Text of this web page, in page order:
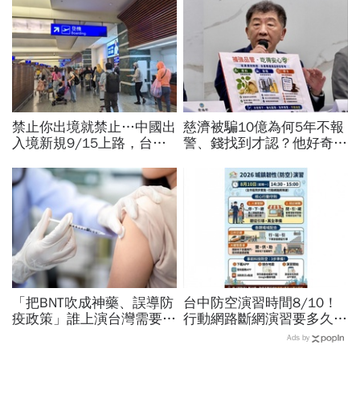
禁止你出境就禁止…中國出
入境新規9/15上路，台灣
職業特別注意：前例在這
慈濟被騙10億為何5年不報
警、錢找到才認？他好奇：
「擋疫苗」黑鍋只求1件事
「把BNT吹成神藥、誤導防
疫政策」誰上演台灣需要中
台中防空演習時間8/10！
行動網路斷網演習要多久、
還能用行動支付？城鎮韌性
Ads by